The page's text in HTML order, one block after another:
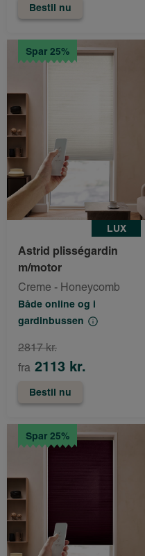
Bestil nu
Spar 25%
LUX
Astrid plisségardin
m/motor
Creme - Honeycomb
Både online og i
gardinbussen
fra 2113 kr.
2817 kr.
Bestil nu
Spar 25%